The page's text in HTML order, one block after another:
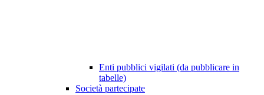
Enti pubblici vigilati (da pubblicare in
tabelle)
Società partecipate